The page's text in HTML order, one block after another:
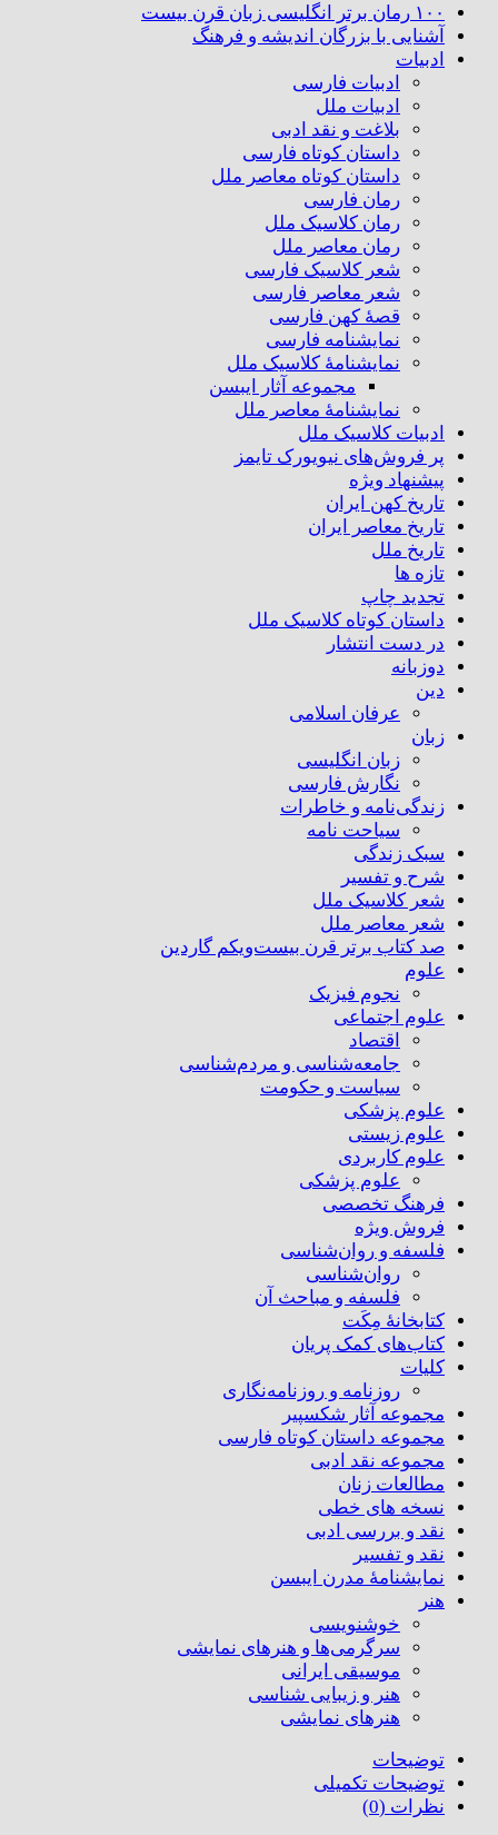
۱۰۰ رمان برتر انگلیسی زبان قرن بیست
آشنایی با بزرگان اندیشه و فرهنگ
ادبیات
ادبیات فارسی
ادبیات ملل
بلاغت و نقد ادبی
داستان کوتاه فارسی
داستان کوتاه معاصر ملل
رمان فارسی
رمان کلاسیک ملل
رمان معاصر ملل
شعر کلاسیک فارسی
شعر معاصر فارسی
قصهٔ کهن فارسی
نمایشنامه فارسی
نمایشنامهٔ کلاسیک ملل
مجموعه آثار ایبسن
نمایشنامهٔ معاصر ملل
ادبیات کلاسیک ملل
پر فروش‌های نیویورک تایمز
پیشنهاد ویژه
تاریخ کهن ایران
تاریخ معاصر ایران
تاریخ ملل
تازه ها
تجدید چاپ
داستان کوتاه کلاسیک ملل
در دست انتشار
دوزبانه
دین
عرفان اسلامی
زبان
زبان انگلیسی
نگارش فارسی
زندگی‌نامه و خاطرات
سیاحت نامه
سبک زندگی
شرح و تفسیر
شعر کلاسیک ملل
شعر معاصر ملل
صد کتاب برتر قرن بیست‌و‌یکم گاردین
علوم
نجوم فیزیک
علوم اجتماعی
اقتصاد
جامعه‌شناسی و مردم‌شناسی
سیاست و حکومت
علوم پزشکی
علوم زیستی
علوم کاربردی
علوم پزشکی
فرهنگ تخصصی
فروش ویژه
فلسفه و روان‌شناسی
روان‌شناسی
فلسفه و مباحث آن
کتابخانۀ مِکَت
کتاب‌های کمک پریان
کلیات
روزنامه و روزنامه‌نگاری
مجموعه آثار شکسپیر
مجموعه داستان کوتاه فارسی
مجموعه نقد ادبی
مطالعات زنان
نسخه های خطی
نقد و بررسی ادبی
نقد و تفسیر
نمایشنامۀ مدرن ایبسن
هنر
خوشنویسی
سرگرمی‌ها و هنرهای نمایشی
موسیقی ایرانی
هنر و زیبایی شناسی
هنر‌های نمایشی
توضیحات
توضیحات تکمیلی
نظرات (0)